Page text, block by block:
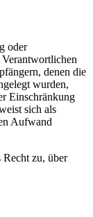
oder
denen die
wurden,
Einschränkung
sich als
Aufwand
Recht zu, über